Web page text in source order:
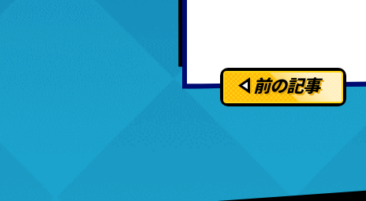
前の記事